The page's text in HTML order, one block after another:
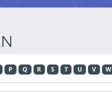
P Q R S T U V W